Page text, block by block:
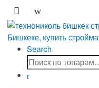
Skip
navigation
Skip
content
Search
Искать: